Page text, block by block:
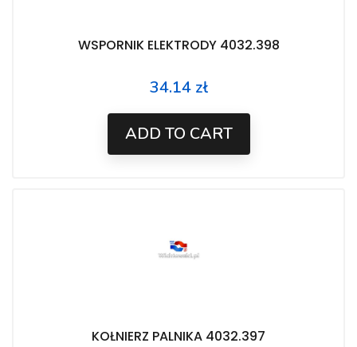
WSPORNIK ELEKTRODY 4032.398
Price
34.14 zł
ADD TO CART
KOŁNIERZ PALNIKA 4032.397